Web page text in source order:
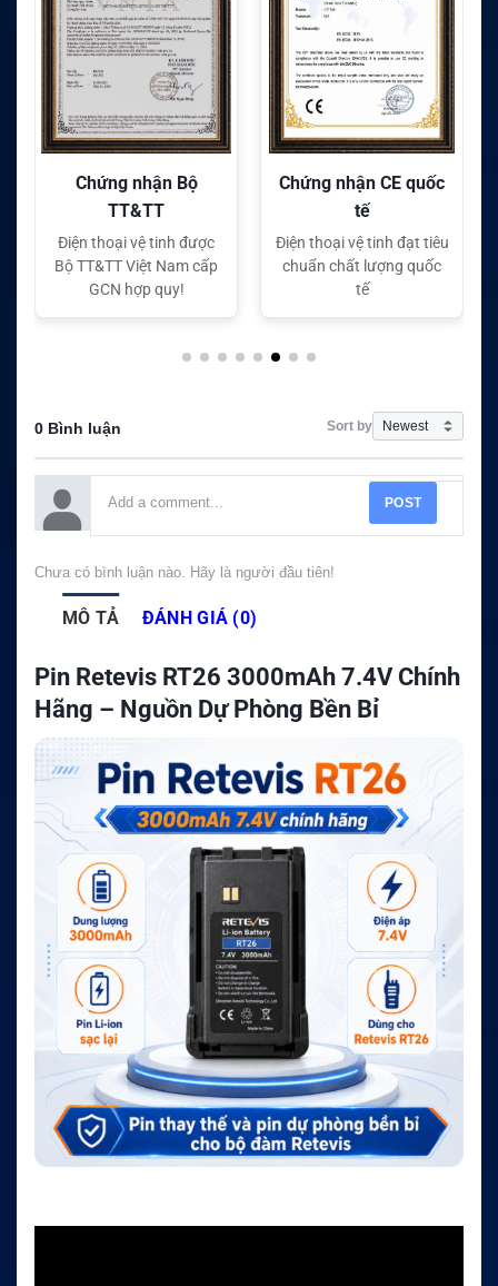
Chứng nhận CE quốc
tế
Điện thoại vệ tinh đạt tiêu
chuẩn chất lượng quốc
tế
Chứng nhận FC quốc
tế
Điện thoại vệ tinh đạt tiêu
chuẩn chất lượng quốc
tế
0 Bình luận Sort by
POST
Chưa có bình luận nào. Hãy là người đầu tiên!
MÔ TẢ ĐÁNH GIÁ (0)
Pin Retevis RT26 3000mAh 7.4V Chính
Hãng – Nguồn Dự Phòng Bền Bỉ